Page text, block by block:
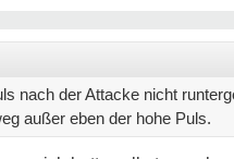
nach der Attacke nicht
außer eben der hohe Puls.